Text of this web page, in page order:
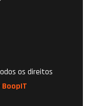
os direitos
BoopIT